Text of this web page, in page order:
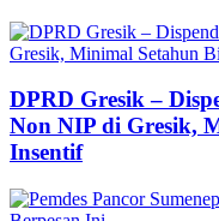
DPRD Gresik –
Non NIP di Gresik,
Insentif